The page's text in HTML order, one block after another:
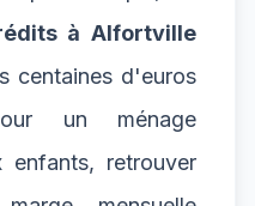
à Alfortville
centaines d'euros
un ménage
enfants, retrouver